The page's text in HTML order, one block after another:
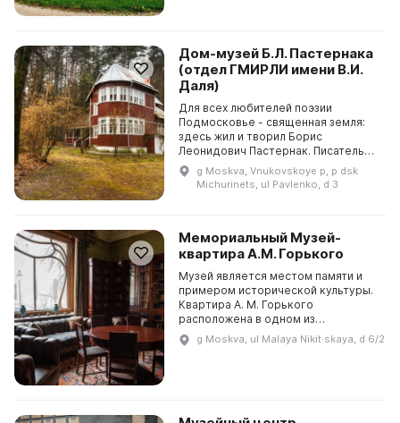
Дом-музей Б.Л. Пастернака
(отдел ГМИРЛИ имени В.И.
Даля)
Для всех любителей поэзии
Подмосковье - священная земля:
здесь жил и творил Борис
Леонидович Пастернак. Писатель
приехал в Переделкино в 1936 году
и поселился в доме, где в 1958 году
узнал о прису...
g Moskva, Vnukovskoye p, p dsk
Michurinets, ul Pavlenko, d 3
Мемориальный Музей-
квартира А.М. Горького
Музей является местом памяти и
примером исторической культуры.
Квартира А. М. Горького
расположена в одном из
красивейших особняков, который
был построен знаменитым
g Moskva, ul Malaya Nikit·skaya, d 6/2